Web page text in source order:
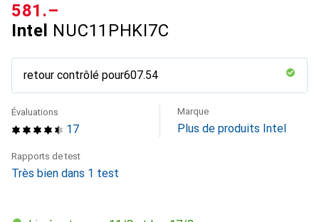
Intel NUC11PHKI7C
CHF
581.–
retour contrôlé pourCHF
607.54
17
Évaluations Marque
Plus de produits Intel
Rapports de test
Très bien dans 1 test